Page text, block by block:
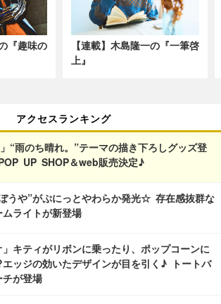
『趣味の
【連載】木島隆一の『一筆啓
上』
アクセスランキング
」“雨のち晴れ。”テーマの描き下ろしグッズ登
UP SHOP＆web販売決定♪
うや”がぷにっとやわらか発光☆ 存在感抜群な
ライトが新登場
」キティがリボンに乗ったり、ポップコーンに
ッジの効いたデザインが目を引く♪ トートバ
チが登場